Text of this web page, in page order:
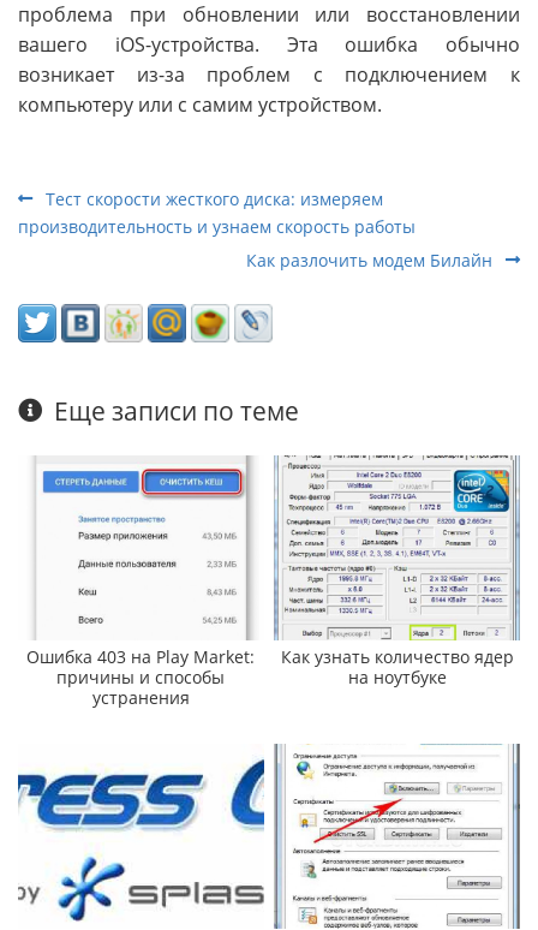
проблема при обновлении или восстановлении
вашего iOS-устройства. Эта ошибка обычно
возникает из-за проблем с подключением к
компьютеру или с самим устройством.
Тест скорости жесткого диска: измеряем
производительность и узнаем скорость работы
Как разлочить модем Билайн
Еще записи по теме
Ошибка 403 на Play Market:
причины и способы
устранения
Как узнать количество ядер
на ноутбуке